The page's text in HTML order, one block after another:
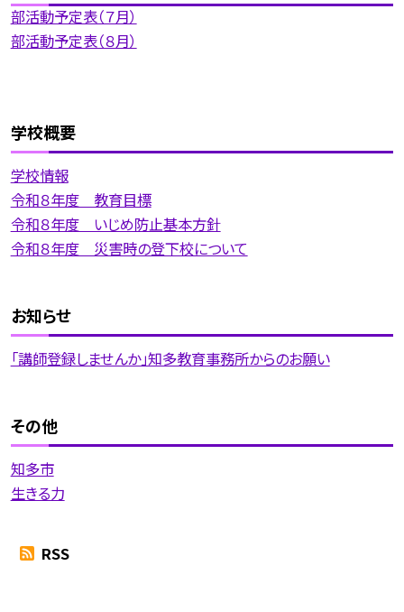
部活動予定表（７月）
部活動予定表（８月）
学校概要
学校情報
令和８年度 教育目標
令和８年度 いじめ防止基本方針
令和８年度 災害時の登下校について
お知らせ
「講師登録しませんか」知多教育事務所からのお願い
その他
知多市
生きる力
RSS